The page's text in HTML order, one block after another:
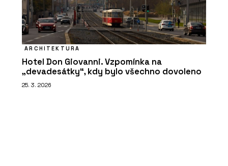
ARCHITEKTURA
Hotel Don Giovanni. Vzpomínka na
„devadesátky“, kdy bylo všechno dovoleno
25. 3. 2026